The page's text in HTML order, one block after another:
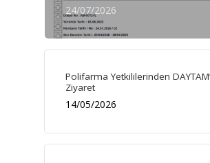
24/07/2026
Polifarma Yetkililerinden
Ziyaret
14/05/2026